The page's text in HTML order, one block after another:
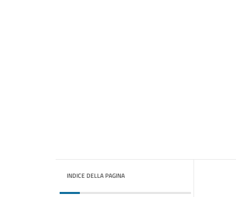
INDICE DELLA PAGINA